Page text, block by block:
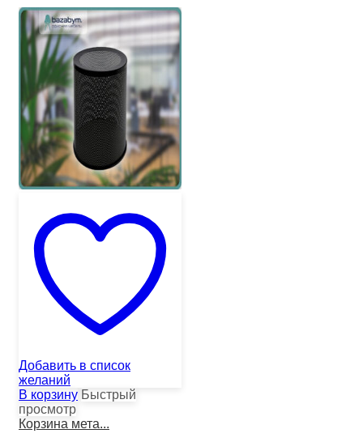
Добавить в список
желаний
В корзину Быстрый
просмотр
Корзина мета...